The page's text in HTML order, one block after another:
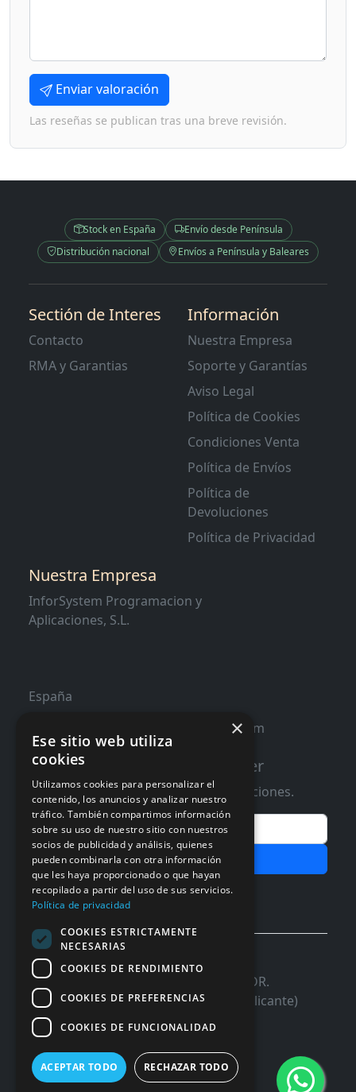
Enviar valoración
Las reseñas se publican tras una breve revisión.
Stock en España
Envío desde Península
Distribución nacional
Envíos a Península y Baleares
Sectión de Interes
Contacto
RMA y Garantias
Información
Nuestra Empresa
Soporte y Garantías
Aviso Legal
Política de Cookies
Condiciones Venta
Política de Envíos
Política de
Devoluciones
Política de Privacidad
Nuestra Empresa
InforSystem Programacion y
Aplicaciones, S.L.
España
contacto@distribucioninformatica.com
Suscribete a nuestro Newsletter
Te informaremos de ofertas y promociones.
Email
Subscribir
Aceptar Politica dePrivacidad
© 2026 InforSystem Programacion y
Aplicaciones, S.L. CIF: B54337985 | C/DR.
Marañon, 17 Local 5 | 03680 - ASPE (Alicante)
×
Ese sitio web utiliza
cookies
Utilizamos cookies para personalizar el
contenido, los anuncios y analizar nuestro
tráfico. También compartimos información
sobre su uso de nuestro sitio con nuestros
socios de publicidad y análisis, quienes
pueden combinarla con otra información
que les haya proporcionado o que hayan
recopilado a partir del uso de sus servicios.
Política de privacidad
COOKIES ESTRICTAMENTE
NECESARIAS
COOKIES DE RENDIMIENTO
COOKIES DE PREFERENCIAS
COOKIES DE FUNCIONALIDAD
ACEPTAR TODO RECHAZAR TODO